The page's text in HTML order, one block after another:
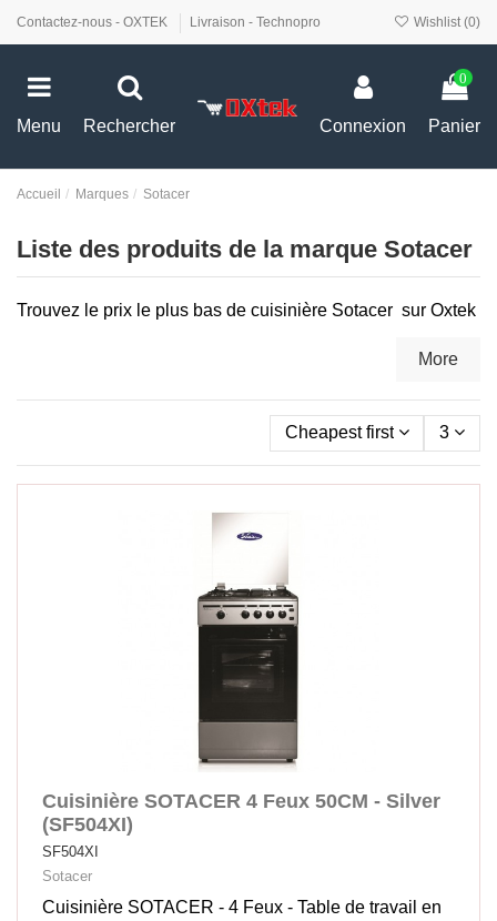
Contactez-nous - OXTEK Livraison - Technopro Wishlist (0)
Menu Rechercher Connexion
0
Panier
Accueil Marques Sotacer
Liste des produits de la marque Sotacer
Trouvez le prix le plus bas de cuisinière Sotacer sur Oxtek
More
Cheapest first 3
Cuisinière SOTACER 4 Feux 50CM - Silver
(SF504XI)
SF504XI
Sotacer
Cuisinière SOTACER - 4 Feux - Table de travail en